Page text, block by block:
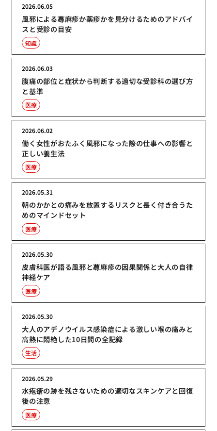
風邪による蕁麻疹か薬疹かを見分けるためのアドバイ
スと受診の目安
2026.06.05
知識
腹痛の部位と症状から判断する適切な受診科の選び方
と基準
2026.06.03
医療
働く女性がおたふく風邪になった際の仕事への影響と
正しい養生法
2026.06.02
医療
朝のかかとの痛みを放置するリスクと長く付き合うた
めのマインドセット
2026.05.31
医療
皮膚科医が語る風邪と蕁麻疹の因果関係と大人の自律
神経ケア
2026.05.30
医療
大人のアデノウイルス感染症による激しい喉の痛みと
高熱に悶絶した10日間の全記録
2026.05.30
生活
水疱瘡の跡を残さないための適切なスキンケアと回復
後の注意
2026.05.29
医療